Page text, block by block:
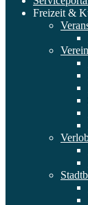
Freizeit &